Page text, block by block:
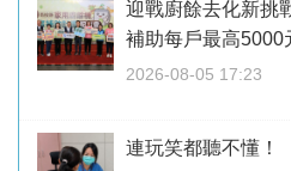
迎戰廚餘去化新
補助每戶最高
2026-08-05 17:23
連玩笑都聽不懂